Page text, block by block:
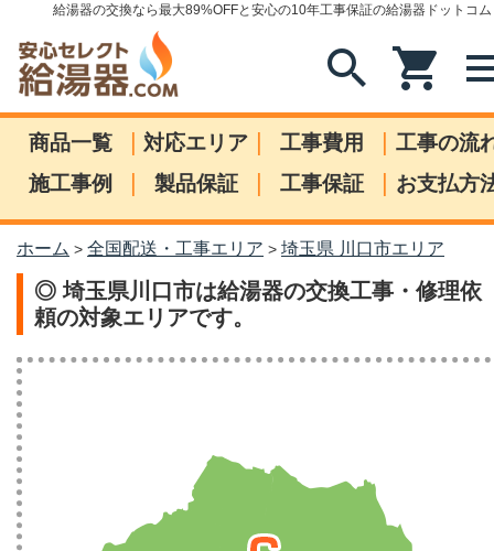
給湯器の交換なら最大89%OFFと安心の10年工事保証の給湯器ドットコム
search shopping_cart
商品一覧 | 対応エリア | 工事費用 | 工事の流
施工事例
| 製品保証 | 工事保証 | お支払方
ホーム > 全国配送・工事エリア > 埼玉県 川口市エリア
◎ 埼玉県川口市は給湯器の交換工事・修理依
頼の対象エリアです。